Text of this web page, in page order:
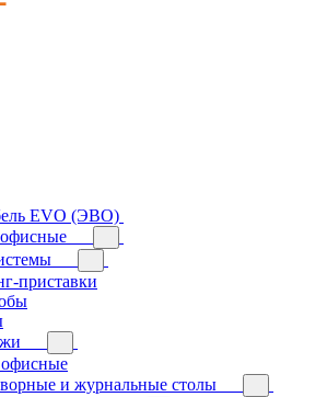
EVO (ЭВО)
приставки
и журнальные столы